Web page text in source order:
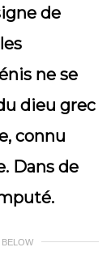
de
ne se
dieu grec
connu
Dans de